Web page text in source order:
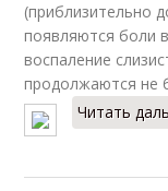
(приблизительно
появляются боли
воспаление
продолжаются не
Читать